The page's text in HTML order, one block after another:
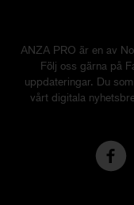
ANZA PRO är en av
Följ oss gärna på
uppdateringar. Du
vårt digitala